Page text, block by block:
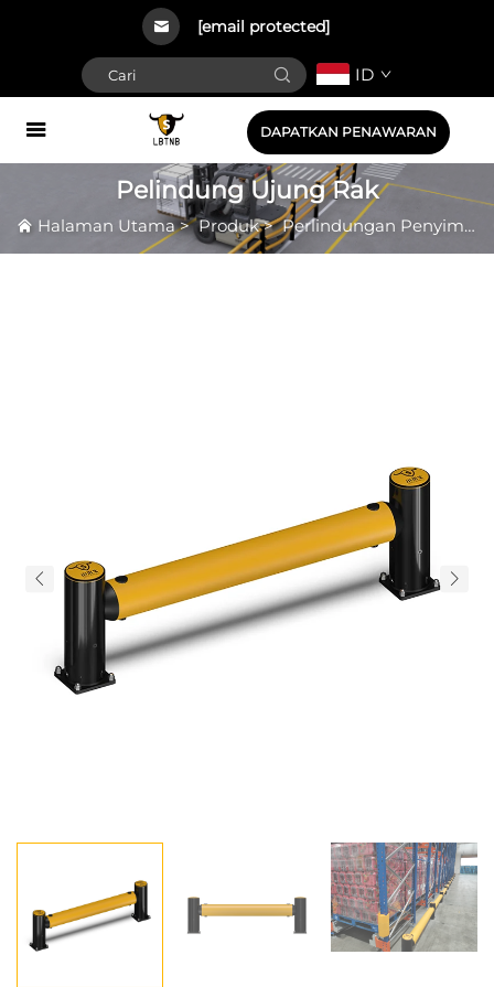
[email protected]
ID
DAPATKAN PENAWARAN
Pelindung Ujung Rak
Halaman Utama>Produk>Perlindungan Penyimpanan